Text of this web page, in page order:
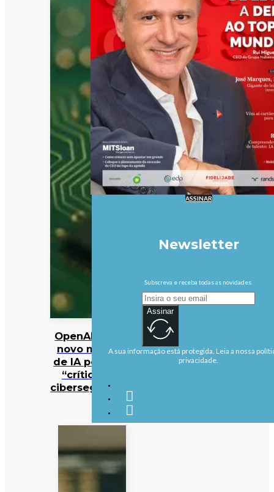
OpenAI pausa
novo modelo
de IA por risco
“crítico” de
cibersegurança
ASSINAR
Newsletter
Subscreva e receba todas as novidades.
Assinar
A sua informação está protegida. Leia a nossa
privacidade.